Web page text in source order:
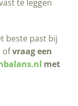
te leggen
beste past bij
ofvraag een
met